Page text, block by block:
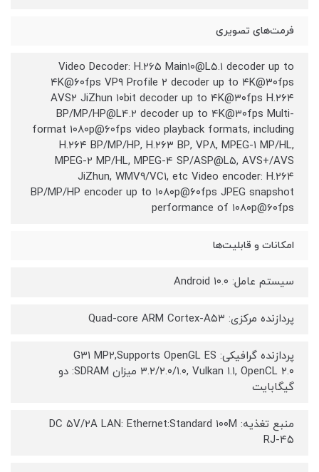
فرمت‌های تصویری
Video Decoder: H.۲۶۵ Main۱۰@L۵.۱ decoder up to
۴K@۶۰fps VP۹ Profile ۲ decoder up to ۴K@۳۰fps
AVS۲ JiZhun ۱۰bit decoder up to ۴K@۳۰fps H.۲۶۴
BP/MP/HP@L۴.۲ decoder up to ۴K@۳۰fps Multi-
format ۱۰۸۰p@۶۰fps video playback formats, including
H.۲۶۴ BP/MP/HP, H.۲۶۳ BP, VP۸, MPEG-۱ MP/HL,
MPEG-۲ MP/HL, MPEG-۴ SP/ASP@L۵, AVS+/AVS
JiZhun, WMV۹/VC۱, etc Video encoder: H.۲۶۴
BP/MP/HP encoder up to ۱۰۸۰p@۶۰fps JPEG snapshot
performance of ۱۰۸۰p@۶۰fps
امکانات و قابلیت‌ها
سیستم عامل: Android ۱۰.۰
پردازنده مرکزی: Quad-core ARM Cortex-A۵۳
پردازنده گرافیکی: G۳۱ MP۲,Supports OpenGL ES
۳.۲/۲.۰/۱.۰, Vulkan ۱.۱, OpenCL ۲.۰ میزان SDRAM: دو
گیگابایت
منبع تغذیه: DC ۵V/۲A LAN: Ethernet:Standard ۱۰۰M
RJ-۴۵